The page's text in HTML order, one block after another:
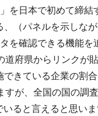
を日本で初めて締
（パネルを示しな
を確認できる機能
府県からリンクが
きている企業の割
が、全国の国の調
ると言えると思い